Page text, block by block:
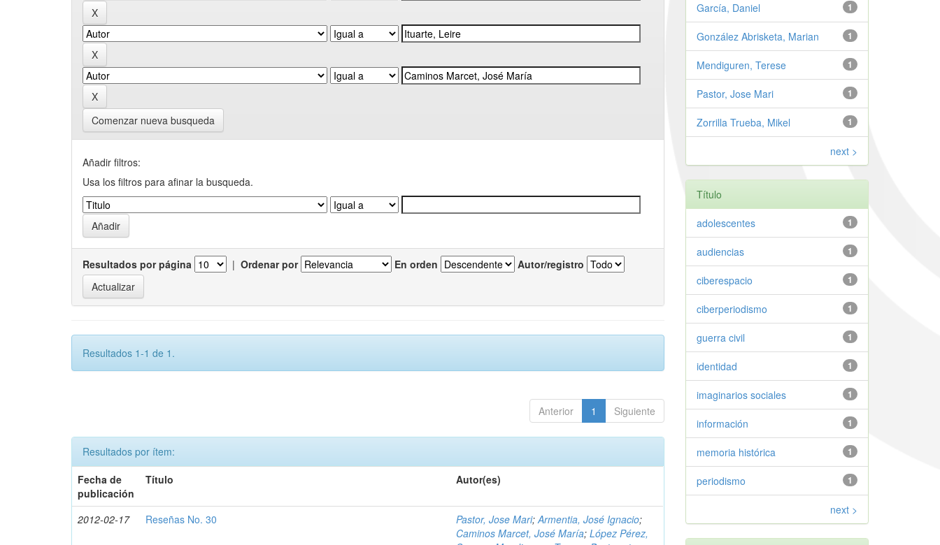
Comenzar nueva busqueda
Añadir filtros:
Usa los filtros para afinar la busqueda.
Resultados por página | Ordenar por En orden Autor/registro
Resultados 1-1 de 1.
Anterior 1 Siguiente
Resultados por ítem:
Fecha de
publicación
Título Autor(es)
2012-02-17 Reseñas No. 30 Pastor, Jose Mari;Armentia, José Ignacio;
Caminos Marcet, José María;López Pérez,
1
García, Daniel
1
González Abrisketa, Marian
1
Mendiguren, Terese
1
Pastor, Jose Mari
1
Zorrilla Trueba, Mikel
next >
Título
1
adolescentes
1
audiencias
1
ciberespacio
1
ciberperiodismo
1
guerra civil
1
identidad
1
imaginarios sociales
1
información
1
memoria histórica
1
periodismo
next >